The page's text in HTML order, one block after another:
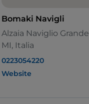
Bomaki Navigli
Alzaia Naviglio
MI, Italia
0223054220
Website